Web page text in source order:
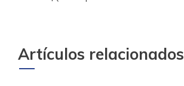
Artículos relacionados